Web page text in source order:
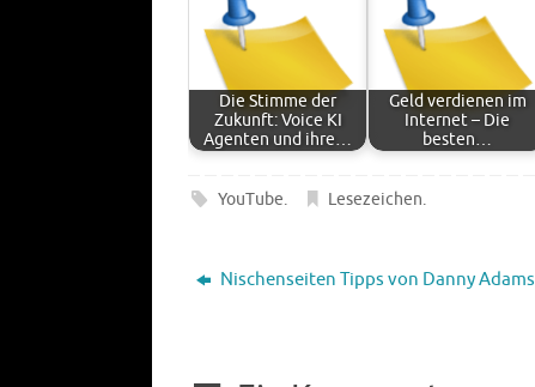
Die Stimme der
Zukunft: Voice KI
Agenten und ihre…
Geld verdienen im
Internet – Die
besten…
YouTube. Lesezeichen.
Nischenseiten Tipps von Danny Adams